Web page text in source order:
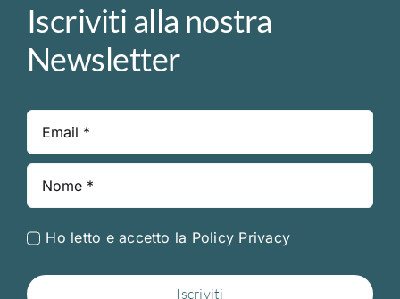
Iscriviti alla nostra
Newsletter
Ho letto e accetto la Policy Privacy
Iscriviti